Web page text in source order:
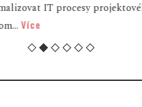
IT procesy
Více